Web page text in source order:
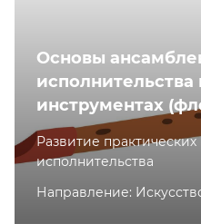
Основы
исполнительства
инструментах
Развитие
исполнительства
Направление: